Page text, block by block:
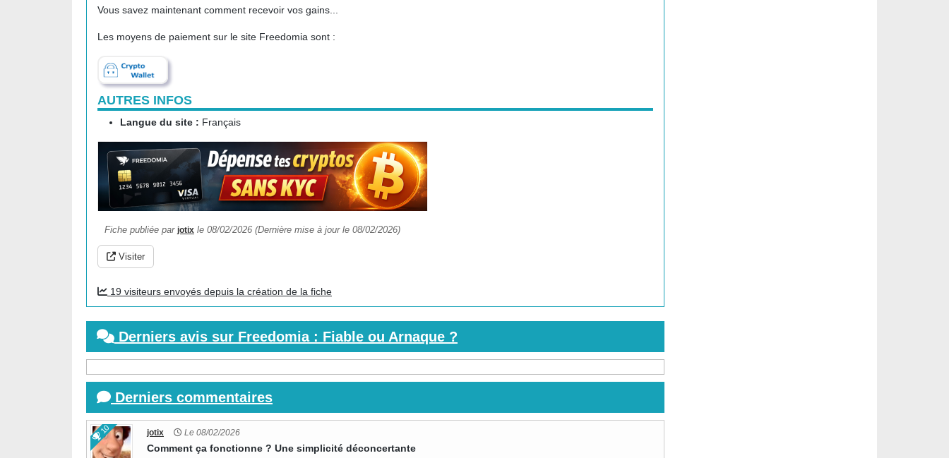
Vous savez maintenant comment recevoir vos gains...
Les moyens de paiement sur le site Freedomia sont :
AUTRES INFOS
Langue du site : Français
Fiche publiée par jotix le 08/02/2026 (Dernière mise à jour le 08/02/2026)
Visiter
19 visiteurs envoyés depuis la création de la fiche
Derniers avis sur Freedomia : Fiable ou Arnaque ?
Derniers commentaires
10 jotix Le 08/02/2026
Comment ça fonctionne ? Une simplicité déconcertante